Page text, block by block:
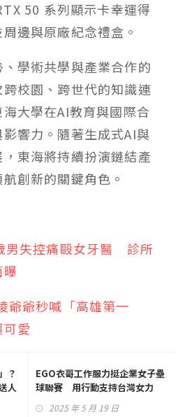
50 系列顯示卡幸運得
邊與原廠紀念禮盒。
學術共學與產業合作的
校園、跨世代的知識連
大學在AI教育與國際合
響力。隨著生成式AI與
東海將持續扮演鏈結產
創新的關鍵角色。
男失控痛毆女牙醫 診所
曝
爺爺秒喊「高雄第一
愛
？
人
EGO衣哥工作服力挺企業女子壘
球聯賽 用行動支持台灣女力
2025 年 5 月 19 日